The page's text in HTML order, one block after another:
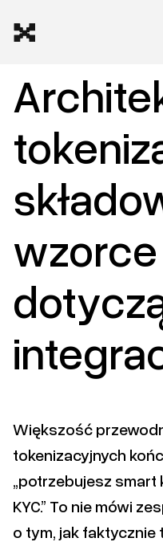
Większość
tokenizacyjnych
„potrzebujesz
KYC.” To nie mówi
o tym, jak